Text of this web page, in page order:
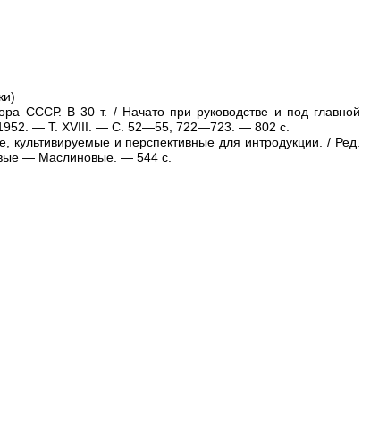
СССР. В 30 т. / Начато при руководстве и под главной
— Т. XVIII. — С. 52—55, 722—723. — 802 с.
и перспективные для интродукции. / Ред.
— Маслиновые. — 544 с.